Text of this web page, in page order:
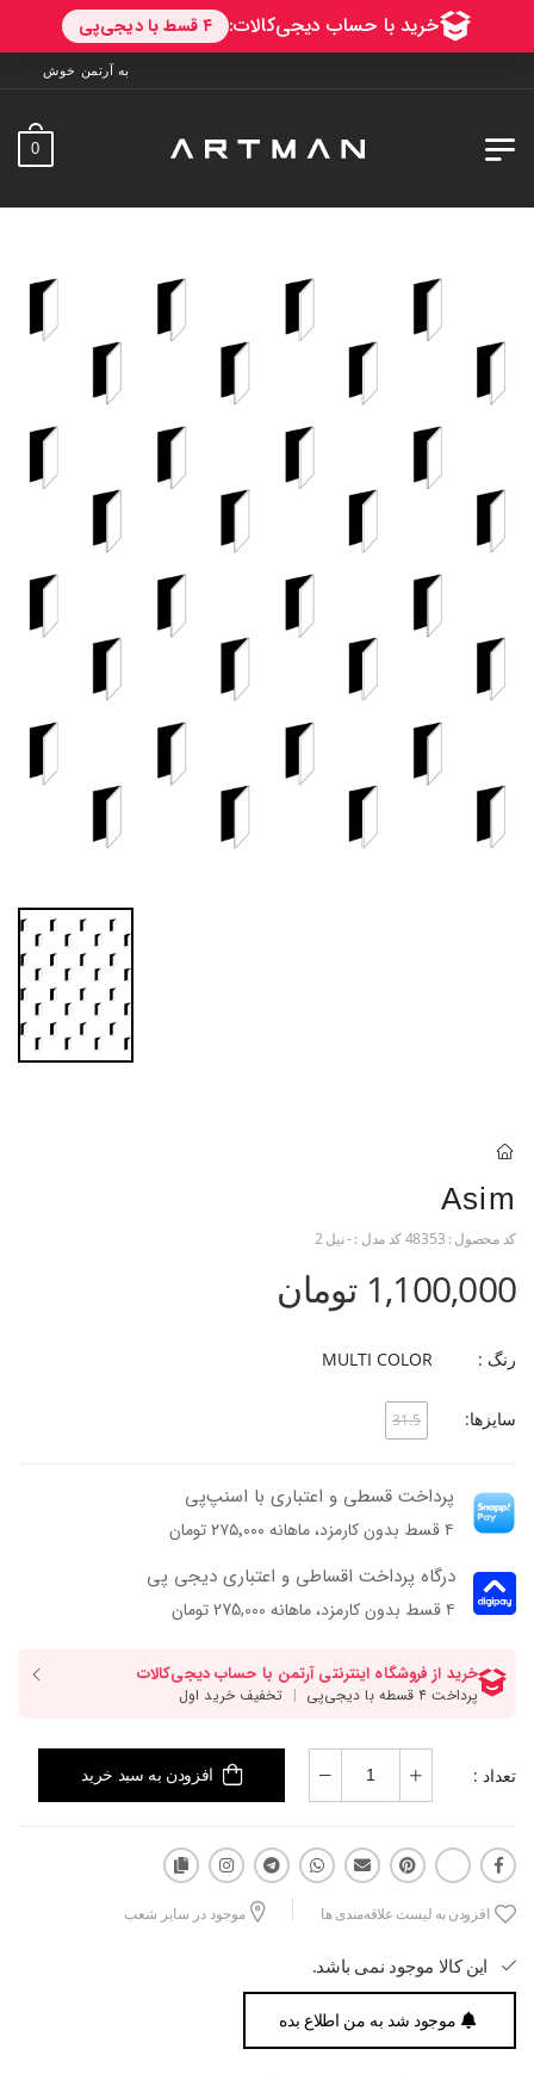
به آرتمن خوش آمدید. ارسال به سراسر ایران. 7
0
Asim
کد محصول : 48353کد مدل :- نیل 2
1,100,000 تومان
رنگ : MULTI COLOR
سایزها: 31.5
پرداخت قسطی و اعتباری با اسنپ‌پی
۴ قسط بدون کارمزد، ماهانه ۲۷۵٬۰۰۰ تومان
درگاه پرداخت اقساطی و اعتباری دیجی پی
۴ قسط بدون کارمزد، ماهانه 275,000 تومان
تعداد : افزودن به سبد خرید
افزودن به لیست علاقه‌مندی ها موجود در سایر شعب
این کالا موجود نمی باشد.
موجود شد به من اطلاع بده